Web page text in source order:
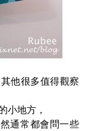
他很多值得觀察
小地方，
通常都會問一些